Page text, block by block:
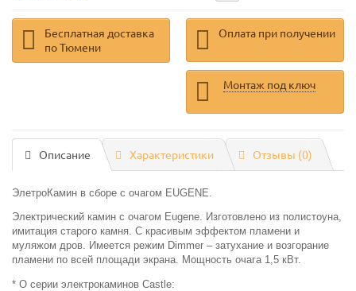
Бесплатная доставка
по Тюмени
Оплата при получении
Монтаж под ключ
Описание Характеристики Отзывы (0)
ЭлетроКамин в сборе с очагом EUGENE.
Электрический камин с очагом Eugene. Изготовлено из полистоуна,
имитация старого камня. С красивым эффектом пламени и
муляжом дров. Имеется режим Dimmer – затухание и возгорание
пламени по всей площади экрана. Мощность очага 1,5 кВт.
* О серии электрокаминов Castle: